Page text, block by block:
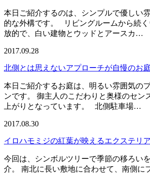
本日ご紹介するのは、シンプルで優しい
的な外構です。 リビングルームから続
放的で、白い建物とウッドとアースカ…
2017.09.28
北側とは思えないアプローチが自慢のお庭
本日ご紹介するお庭は、明るい雰囲気の
ンです。 御主人のこだわりと奥様のセン
上がりとなっています。 北側駐車場…
2017.08.30
イロハモミジの紅葉が映えるエクステリア
今回は、シンボルツリーで季節の移ろい
介。 南北に長い敷地に合わせて、南側に